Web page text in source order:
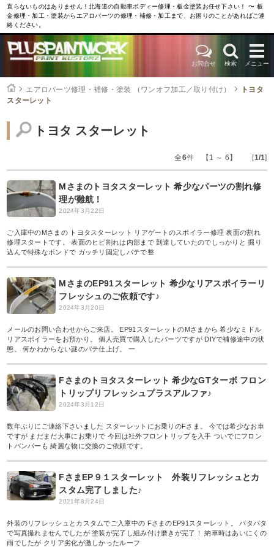
直らないものはありません！北海道の自動車ボディー修理・板金塗装お任せ下さい！ 〜 板
金修理・加工・塗装からエアロパーツの修理・補修・加工まで、お困りのことがあればご連
絡ください。
お問合せ 検索 メニュー
エアロパーツ修理・補修・塗装 （ワンオフ加工／取り付け）
トヨタ
スターレット
トヨタ スターレット
全6件 【1 ～ 6】 [1/1]
Mさまのトヨタスターレット 希少なパーツの割れ修
理が難航！
2024年3月22日
ご入庫中のMさまの トヨタスターレット リアゲートのスポイラー修理 表面の割れ
修理スタートです。 表面のヒビ割れは内部まで 到達していたのでしっかりと 掘り
込んで特殊なボンドで ガッチリ固定しパテで整
MさまのEP91スターレット 希少なリアスポイラーリ
フレッシュのご依頼です♪
2024年3月20日
メールのお問い合わせからご来店。 EP91スターレットのMさまから 希少なミドル
リアスポイラーをお預かり。 個人売買で購入したパーツですが DIYで補修途中の状
態。 何かわからない謎のパテ仕上げ。 一
Fさまのトヨタスターレット 希少なGTターボ フロン
トリップリフレッシュプラスアルファ♪
2024年3月12日
数年ぶりにご連絡下さいました スターレットにお乗りのFさま。 今では希少なお車
ですが まだまだ大事にお乗りで 今回は社外フロントリップを入手 ついでにフロン
トバンパーも 綺麗な物に交換のご依頼です。
FさまEP９１スターレット 外装リフレッシュとカ
スタム完了しました♪
2021年8月24日
外装のリフレッシュとカスタムでご入庫中の FさまのEP91スターレット。 バタバタ
で写真撮れませんでしたが 塗装が完了し組み付け磨きが完了！ 納車時はあいにくの
雨でしたが クリア劣化が激しかったルーフ